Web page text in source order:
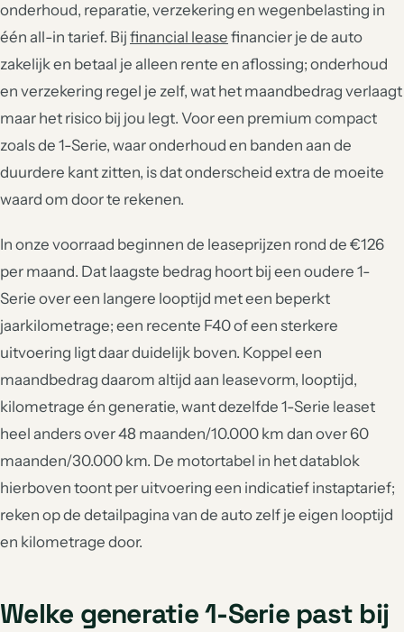
onderhoud, reparatie, verzekering en wegenbelasting in
één all-in tarief. Bij financial lease financier je de auto
zakelijk en betaal je alleen rente en aflossing; onderhoud
en verzekering regel je zelf, wat het maandbedrag verlaagt
maar het risico bij jou legt. Voor een premium compact
zoals de 1-Serie, waar onderhoud en banden aan de
duurdere kant zitten, is dat onderscheid extra de moeite
waard om door te rekenen.
In onze voorraad beginnen de leaseprijzen rond de €126
per maand. Dat laagste bedrag hoort bij een oudere 1-
Serie over een langere looptijd met een beperkt
jaarkilometrage; een recente F40 of een sterkere
uitvoering ligt daar duidelijk boven. Koppel een
maandbedrag daarom altijd aan leasevorm, looptijd,
kilometrage én generatie, want dezelfde 1-Serie leaset
heel anders over 48 maanden/10.000 km dan over 60
maanden/30.000 km. De motortabel in het datablok
hierboven toont per uitvoering een indicatief instaptarief;
reken op de detailpagina van de auto zelf je eigen looptijd
en kilometrage door.
Welke generatie 1-Serie past bij